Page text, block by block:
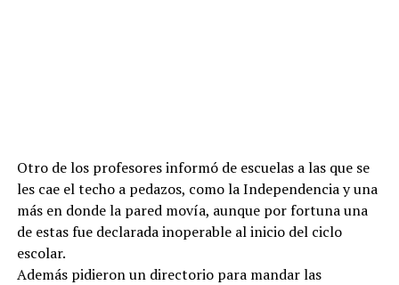
Otro de los profesores informó de escuelas a las que se
les cae el techo a pedazos, como la Independencia y una
más en donde la pared movía, aunque por fortuna una
de estas fue declarada inoperable al inicio del ciclo
escolar.
Además pidieron un directorio para mandar las